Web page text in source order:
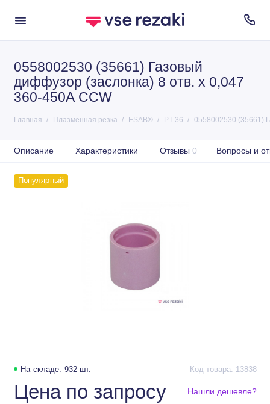
0558002530 (35661) Газовый
диффузор (заслонка) 8 отв. х 0,047
360-450А CCW
Главная Плазменная резка ESAB® PT-36 0558002530 (35661)
Описание Характеристики Отзывы 0 Вопросы и
Популярный
На складе: 932 шт. Код товара: 13838
Цена по запросу Нашли дешевле?